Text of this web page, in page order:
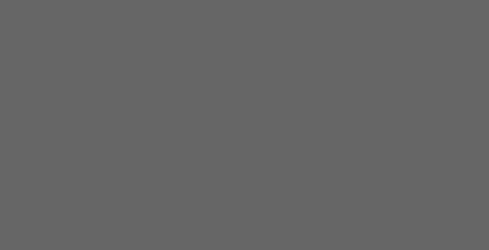
zbierane są przez naszych
praw wymienionych